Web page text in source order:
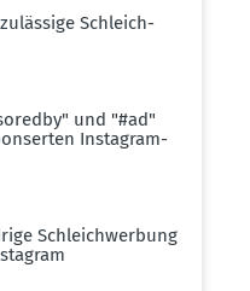
Schleich­
und "#ad"
Instagram-
Schleich­werbung